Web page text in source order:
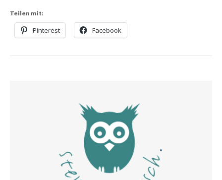
Teilen mit:
Pinterest Facebook